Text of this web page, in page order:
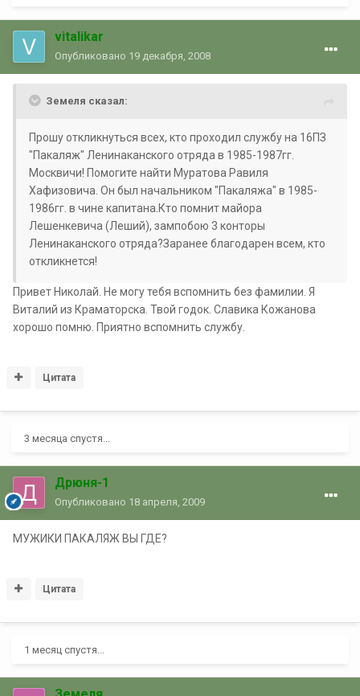
vitalikar
Опубликовано 19 декабря, 2008
Земеля сказал:
Прошу откликнуться всех, кто проходил службу на 16ПЗ
"Пакаляж" Ленинаканского отряда в 1985-1987гг.
Москвичи! Помогите найти Муратова Равиля
Хафизовича. Он был начальником "Пакаляжа" в 1985-
1986гг. в чине капитана.Кто помнит майора
Лешенкевича (Леший), зампобою 3 конторы
Ленинаканского отряда?Заранее благодарен всем, кто
откликнется!
Привет Николай. Не могу тебя вспомнить без фамилии. Я
Виталий из Краматорска. Твой годок. Славика Кожанова
хорошо помню. Приятно вспомнить службу.
Цитата
3 месяца спустя...
Дрюня-1
Опубликовано 18 апреля, 2009
МУЖИКИ ПАКАЛЯЖ ВЫ ГДЕ?
Цитата
1 месяц спустя...